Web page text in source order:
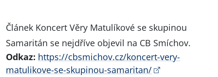
Článek Koncert Věry Matulíkové se skupinou
Samaritán se nejdříve objevil na CB Smíchov.
Odkaz: https://cbsmichov.cz/koncert-very-
matulikove-se-skupinou-samaritan/